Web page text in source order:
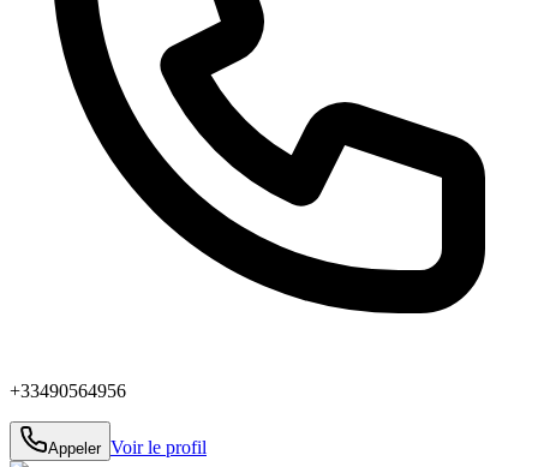
+33490564956
Appeler Voir le profil